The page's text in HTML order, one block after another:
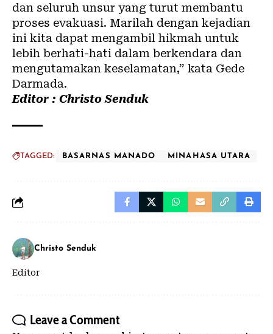
dan seluruh unsur yang turut membantu
proses evakuasi. Marilah dengan kejadian
ini kita dapat mengambil hikmah untuk
lebih berhati-hati dalam berkendara dan
mengutamakan keselamatan,” kata Gede
Darmada.
Editor : Christo Senduk
TAGGED: BASARNAS MANADO MINAHASA UTARA
Christo Senduk
Editor
Leave a Comment